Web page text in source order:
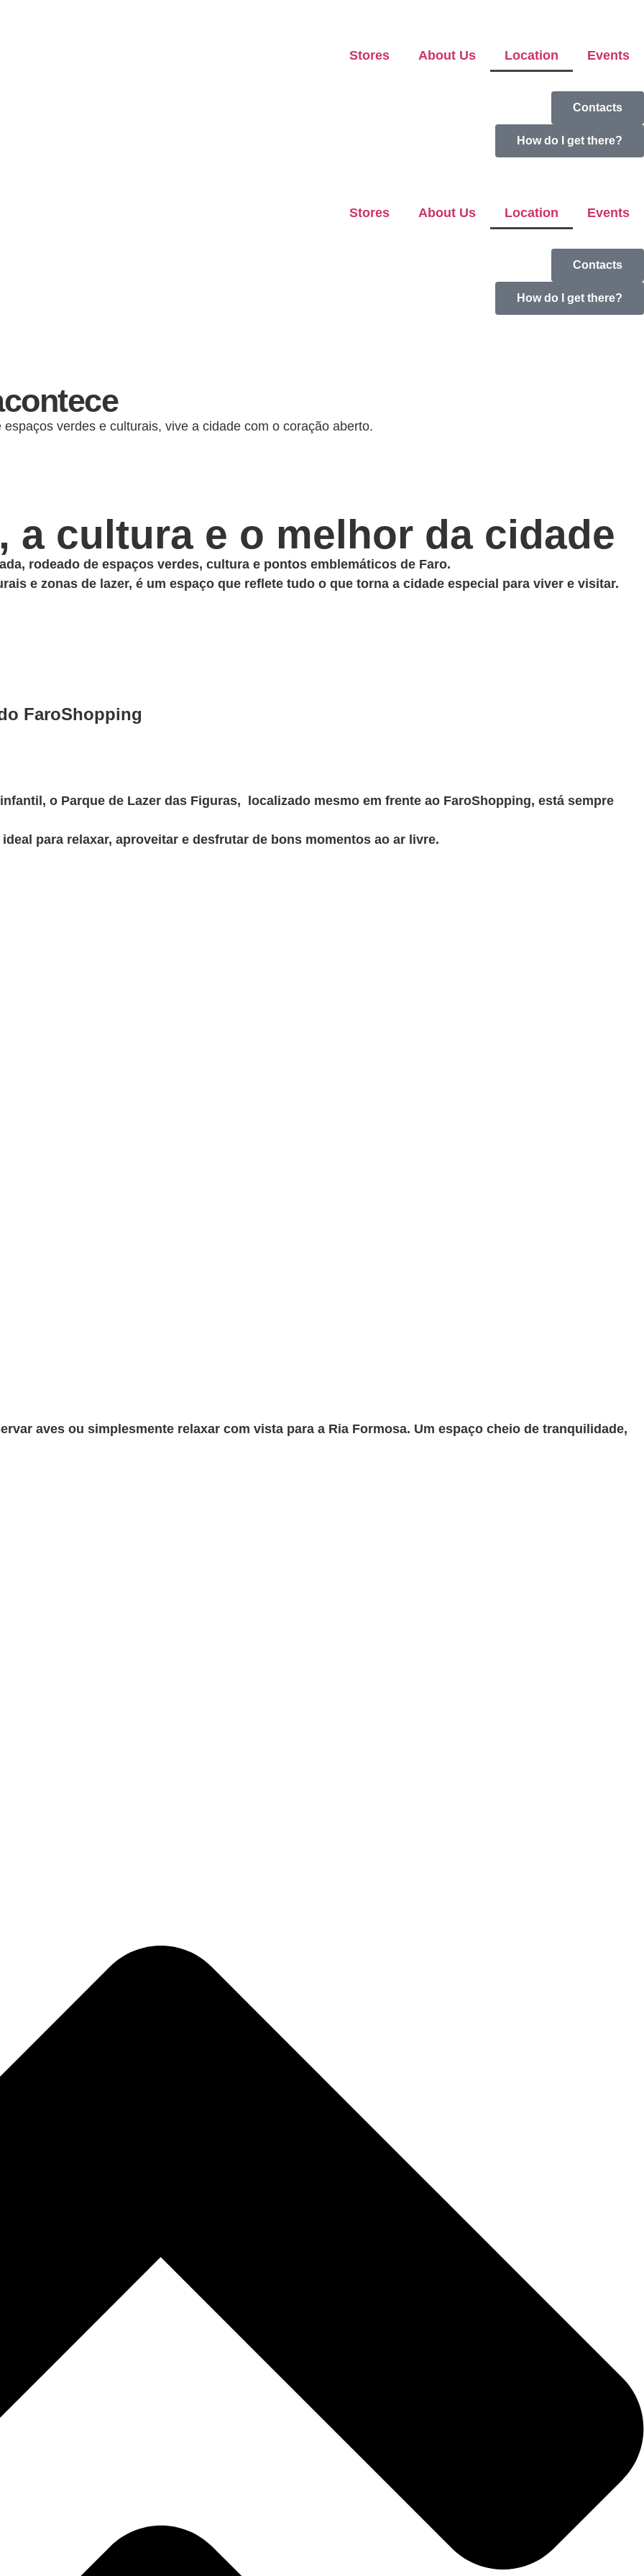
Stores About Us Location Events
Contacts
How do I get there?
Stores About Us Location Events
Contacts
How do I get there?
verdes e culturais, vive a cidade com o coração aberto.
a cultura e o melhor da cidade
rodeado de espaços verdes, cultura e pontos emblemáticos de Faro.
e zonas de lazer, é um espaço que reflete tudo o que torna a cidade especial para viver e visitar.
FaroShopping
o Parque de Lazer das Figuras, localizado mesmo em frente ao FaroShopping, está sempre
para relaxar, aproveitar e desfrutar de bons momentos ao ar livre.
aves ou simplesmente relaxar com vista para a Ria Formosa. Um espaço cheio de tranquilidade,